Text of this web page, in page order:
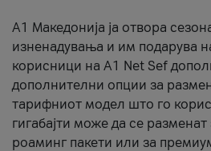
А1 Македонија ја отвора
изненадувања и им подарува
корисници на A1 Net Sef
дополнителни опции за
тарифниот модел што го
гигабајти може да се
роаминг пакети или за